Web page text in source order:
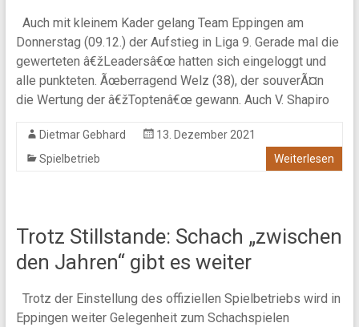
Auch mit kleinem Kader gelang Team Eppingen am
Donnerstag (09.12.) der Aufstieg in Liga 9. Gerade mal die
gewerteten â€žLeadersâ€œ hatten sich eingeloggt und
alle punkteten. Ãœberragend Welz (38), der souverÃ¤n
die Wertung der â€žToptenâ€œ gewann. Auch V. Shapiro
Dietmar Gebhard
13. Dezember 2021
Spielbetrieb
Weiterlesen
Trotz Stillstande: Schach „zwischen
den Jahren“ gibt es weiter
Trotz der Einstellung des offiziellen Spielbetriebs wird in
Eppingen weiter Gelegenheit zum Schachspielen